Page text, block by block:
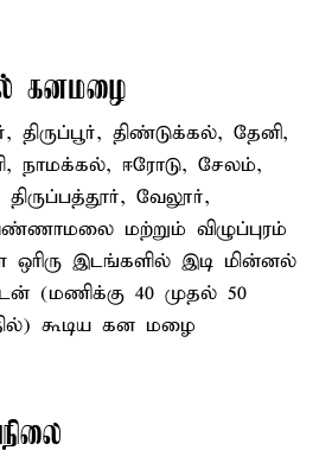
கனமழை
திருப்பூர், திண்டுக்கல், தேனி,
நாமக்கல், ஈரோடு, சேலம்,
திருப்பத்தூர், வேலூர்,
மற்றும் விழுப்புரம்
இடங்களில் இடி மின்னல்
(மணிக்கு 40 முதல் 50
கூடிய கன மழை